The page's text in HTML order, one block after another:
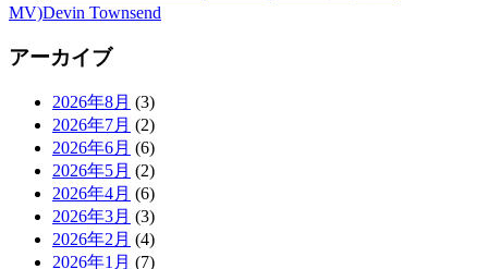
MV)Devin Townsend
アーカイブ
2026年8月 (3)
2026年7月 (2)
2026年6月 (6)
2026年5月 (2)
2026年4月 (6)
2026年3月 (3)
2026年2月 (4)
2026年1月 (7)